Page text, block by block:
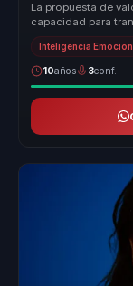
La propuesta de
capacidad para
autoconocimiento
Inteligencia
10años 3conf.